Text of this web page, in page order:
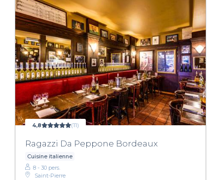
4,8 (11)
Ragazzi Da Peppone Bordeaux
Cuisine italienne
8 - 30 pers.
Saint-Pierre